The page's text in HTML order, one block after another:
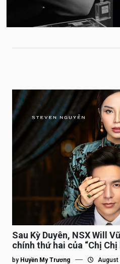
Sau Kỳ Duyên, NSX Will
chính thứ hai của “Chị Chị
by Huyền My Trương August